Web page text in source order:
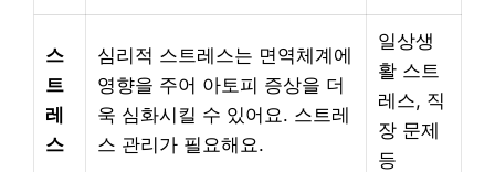
스
트
레
스
심리적 스트레스는 면역체계에
영향을 주어 아토피 증상을 더
욱 심화시킬 수 있어요. 스트레
스 관리가 필요해요.
일상생
활 스트
레스, 직
장 문제
등